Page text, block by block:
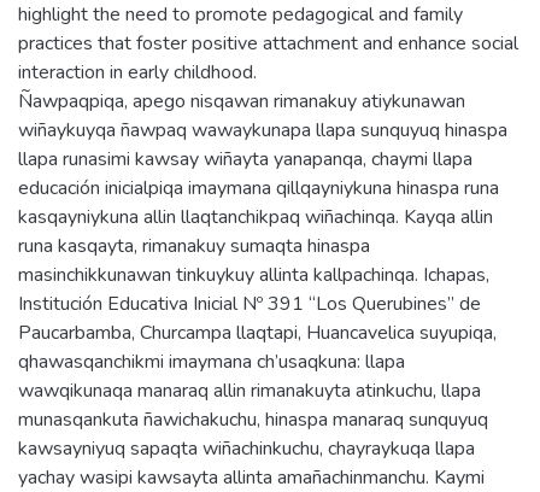
highlight the need to promote pedagogical and family
practices that foster positive attachment and enhance social
interaction in early childhood.
Ñawpaqpiqa, apego nisqawan rimanakuy atiykunawan
wiñaykuyqa ñawpaq wawaykunapa llapa sunquyuq hinaspa
llapa runasimi kawsay wiñayta yanapanqa, chaymi llapa
educación inicialpiqa imaymana qillqayniykuna hinaspa runa
kasqayniykuna allin llaqtanchikpaq wiñachinqa. Kayqa allin
runa kasqayta, rimanakuy sumaqta hinaspa
masinchikkunawan tinkuykuy allinta kallpachinqa. Ichapas,
Institución Educativa Inicial Nº 391 “Los Querubines” de
Paucarbamba, Churcampa llaqtapi, Huancavelica suyupiqa,
qhawasqanchikmi imaymana ch’usaqkuna: llapa
wawqikunaqa manaraq allin rimanakuyta atinkuchu, llapa
munasqankuta ñawichakuchu, hinaspa manaraq sunquyuq
kawsayniyuq sapaqta wiñachinkuchu, chayraykuqa llapa
yachay wasipi kawsayta allinta amañachinmanchu. Kaymi